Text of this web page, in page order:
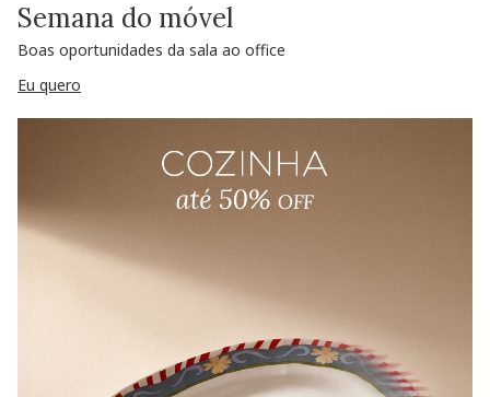
Semana do móvel
Boas oportunidades da sala ao office
Eu quero